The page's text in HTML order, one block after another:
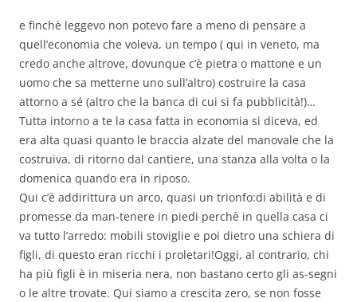
e finchè leggevo non potevo fare a meno di pensare a
quell’economia che voleva, un tempo ( qui in veneto, ma
credo anche altrove, dovunque c’è pietra o mattone e un
uomo che sa metterne uno sull’altro) costruire la casa
attorno a sé (altro che la banca di cui si fa pubblicità!)…
Tutta intorno a te la casa fatta in economia si diceva, ed
era alta quasi quanto le braccia alzate del manovale che la
costruiva, di ritorno dal cantiere, una stanza alla volta o la
domenica quando era in riposo.
Qui c’è addirittura un arco, quasi un trionfo:di abilità e di
promesse da man-tenere in piedi perchè in quella casa ci
va tutto l’arredo: mobili stoviglie e poi dietro una schiera di
figli, di questo eran ricchi i proletari!Oggi, al contrario, chi
ha più figli è in miseria nera, non bastano certo gli as-segni
o le altre trovate. Qui siamo a crescita zero, se non fosse